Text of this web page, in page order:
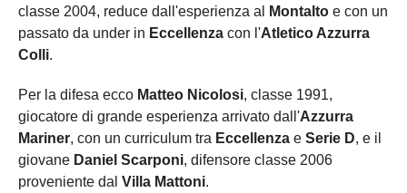
classe 2004, reduce dall'esperienza al
Montalto e con un
passato da under in Eccellenza con l'Atletico Azzurra
Colli.
Per la difesa ecco Matteo Nicolosi, classe 1991,
giocatore di grande esperienza arrivato dall'Azzurra
Mariner, con un curriculum tra Eccellenza e Serie D, e il
giovane Daniel Scarponi, difensore classe 2006
proveniente dal Villa Mattoni.